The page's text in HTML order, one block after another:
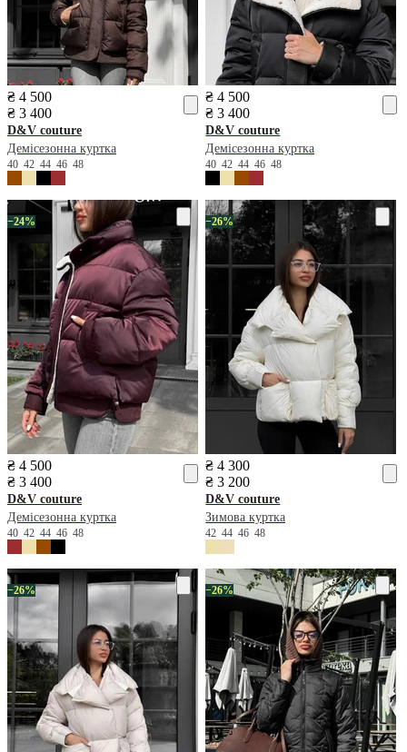
₴ 4 500
₴ 3 400
D&V couture
Демісезонна куртка
40 42 44 46 48
₴ 4 500
₴ 3 400
D&V couture
Демісезонна куртка
4042444648
−24%
₴ 4 500
₴ 3 400
D&V couture
Демісезонна куртка
40 42 44 46 48
−26%
₴ 4 300
₴ 3 200
D&V couture
Зимова куртка
42444648
−26% −26%